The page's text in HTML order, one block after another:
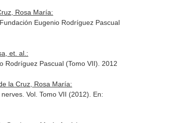
Rosa María:
Eugenio Rodríguez Pascual
et. al.:
Rodríguez Pascual (Tomo VII) . 2012
la Cruz, Rosa María:
Vol. Tomo VII (2012). En: